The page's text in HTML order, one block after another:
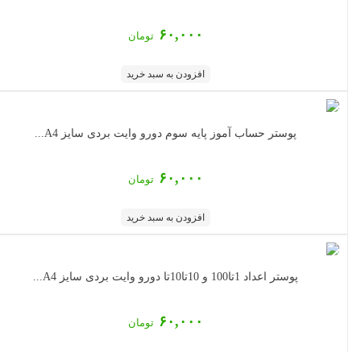
۶۰,۰۰۰تومان
افزودن به سبد خرید
پوستر حساب آموز پایه سوم دورو وایت بردی سایز A4...
۶۰,۰۰۰تومان
افزودن به سبد خرید
پوستر اعداد 1تا100 و 10تا10تا دورو وایت بردی سایز A4...
۶۰,۰۰۰تومان